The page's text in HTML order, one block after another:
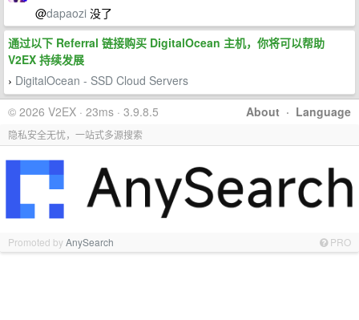
@dapaozi 没了
通过以下 Referral 链接购买 DigitalOcean 主机，你将可以帮助
V2EX 持续发展
› DigitalOcean - SSD Cloud Servers
About · Language
© 2026 V2EX · 23ms · 3.9.8.5
隐私安全无忧，一站式多源搜索
Promoted byAnySearch PRO